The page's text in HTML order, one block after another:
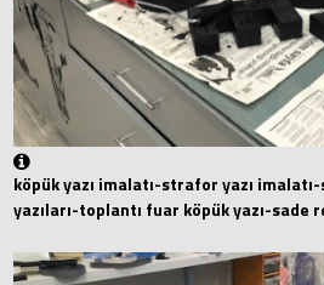
köpük yazı imalatı-strafor yazı
yazıları-toplantı fuar köpük yazı-sade